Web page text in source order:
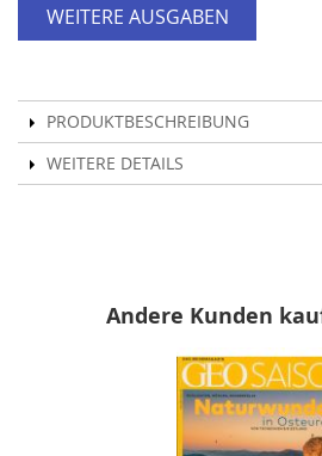
WEITERE AUSGABEN
PRODUKTBESCHREIBUNG
WEITERE DETAILS
Andere Kunden